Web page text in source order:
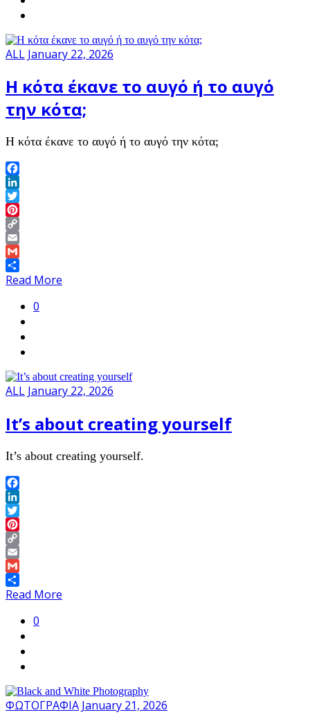
ALL January 22, 2026
Η κότα έκανε το αυγό ή το αυγό
την κότα;
Η κότα έκανε το αυγό ή το αυγό την κότα;
Facebook
LinkedIn
Twitter
Pinterest
Copy
Link
Email
Gmail
Share
Read More
0
ALL January 22, 2026
It’s about creating yourself
It’s about creating yourself.
Facebook
LinkedIn
Twitter
Pinterest
Copy
Link
Email
Gmail
Share
Read More
0
ΦΩΤΟΓΡΑΦΙΑ January 21, 2026